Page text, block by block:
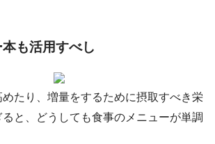
も活用すべし
たり、増量をするために摂取すべき栄
と、どうしても食事のメニューが単調